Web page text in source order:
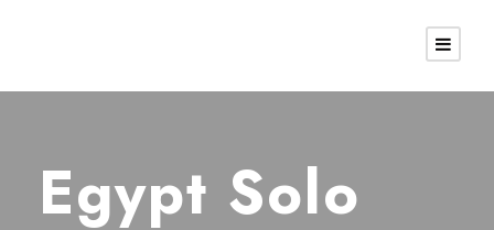
Egypt Solo